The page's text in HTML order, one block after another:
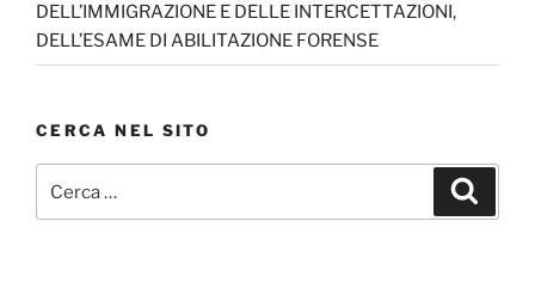
DELL’IMMIGRAZIONE E DELLE INTERCETTAZIONI,
DELL’ESAME DI ABILITAZIONE FORENSE
CERCA NEL SITO